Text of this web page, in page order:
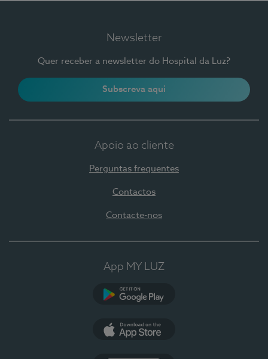
Newsletter
Quer receber a newsletter do Hospital da Luz?
Subscreva aqui
Apoio ao cliente
Perguntas frequentes
Contactos
Contacte-nos
App MY LUZ